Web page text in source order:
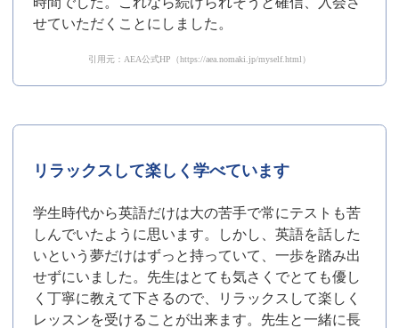
せていただくことにしました。
引用元：AEA公式HP（https://aea.nomaki.jp/myself.html）
リラックスして楽しく学べています
学生時代から英語だけは大の苦手で常にテストも苦
しんでいたように思います。しかし、英語を話した
いという夢だけはずっと持っていて、一歩を踏み出
せずにいました。先生はとても気さくでとても優し
く丁寧に教えて下さるので、リラックスして楽しく
レッスンを受けることが出来ます。先生と一緒に長